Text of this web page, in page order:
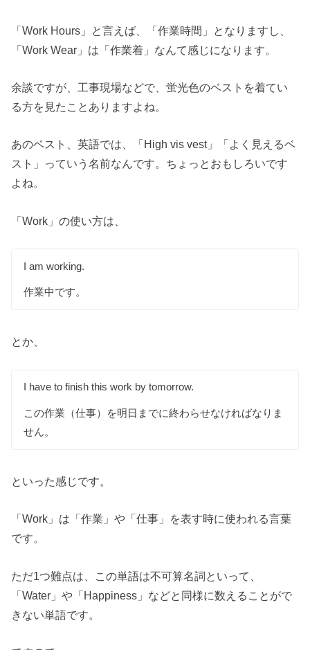
「Work Hours」と言えば、「作業時間」となりますし、
「Work Wear」は「作業着」なんて感じになります。
余談ですが、工事現場などで、蛍光色のベストを着てい
る方を見たことありますよね。
あのベスト、英語では、「High vis vest」「よく見えるベ
スト」っていう名前なんです。ちょっとおもしろいです
よね。
「Work」の使い方は、
I am working.
作業中です。
とか、
I have to finish this work by tomorrow.
この作業（仕事）を明日までに終わらせなければなりま
せん。
といった感じです。
「Work」は「作業」や「仕事」を表す時に使われる言葉
です。
ただ1つ難点は、この単語は不可算名詞といって、
「Water」や「Happiness」などと同様に数えることがで
きない単語です。